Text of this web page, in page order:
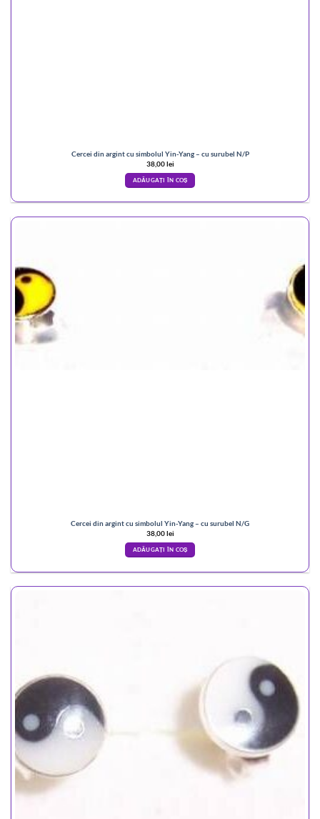
Cercei din argint cu simbolul Yin-Yang – cu surubel N/P
38,00lei
ADĂUGAȚI ÎN COȘ
Cercei din argint cu simbolul Yin-Yang – cu surubel N/G
38,00lei
ADĂUGAȚI ÎN COȘ